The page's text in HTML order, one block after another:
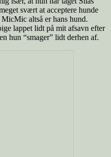
svært at acceptere hunde
altså er hans hund.
lappet lidt på mit afsavn efter
hun “smager” lidt derhen af.